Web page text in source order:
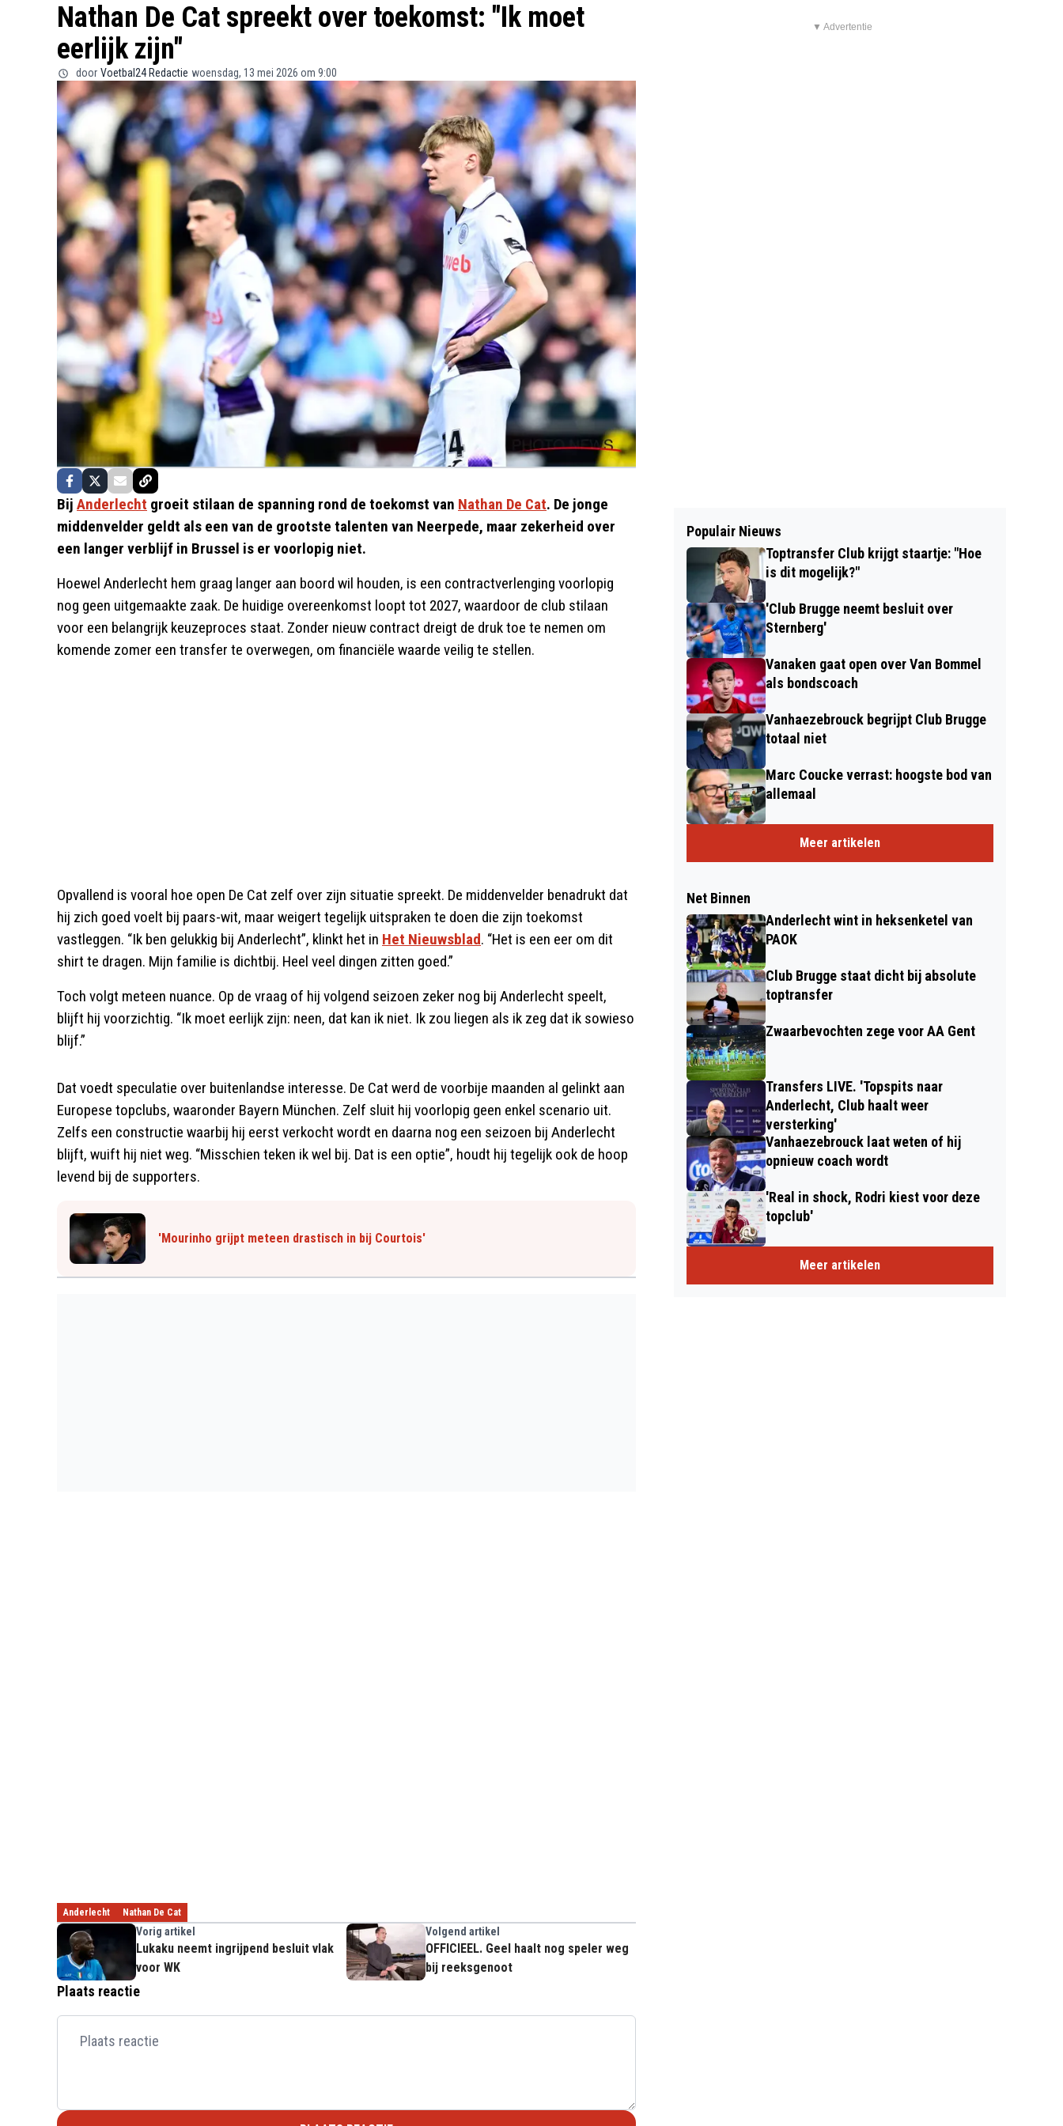
Nathan De Cat spreekt over toekomst: "Ik moet
eerlijk zijn"
door Voetbal24 Redactie woensdag, 13 mei 2026 om 9:00
Bij Anderlecht groeit stilaan de spanning rond de toekomst van Nathan De Cat. De jonge
middenvelder geldt als een van de grootste talenten van Neerpede, maar zekerheid over
een langer verblijf in Brussel is er voorlopig niet.
Hoewel Anderlecht hem graag langer aan boord wil houden, is een contractverlenging voorlopig
nog geen uitgemaakte zaak. De huidige overeenkomst loopt tot 2027, waardoor de club stilaan
voor een belangrijk keuzeproces staat. Zonder nieuw contract dreigt de druk toe te nemen om
komende zomer een transfer te overwegen, om financiële waarde veilig te stellen.
Opvallend is vooral hoe open De Cat zelf over zijn situatie spreekt. De middenvelder benadrukt dat
hij zich goed voelt bij paars-wit, maar weigert tegelijk uitspraken te doen die zijn toekomst
vastleggen. “Ik ben gelukkig bij Anderlecht”, klinkt het in Het Nieuwsblad. “Het is een eer om dit
shirt te dragen. Mijn familie is dichtbij. Heel veel dingen zitten goed.”
Toch volgt meteen nuance. Op de vraag of hij volgend seizoen zeker nog bij Anderlecht speelt,
blijft hij voorzichtig. “Ik moet eerlijk zijn: neen, dat kan ik niet. Ik zou liegen als ik zeg dat ik sowieso
blijf.”
Dat voedt speculatie over buitenlandse interesse. De Cat werd de voorbije maanden al gelinkt aan
Europese topclubs, waaronder Bayern München. Zelf sluit hij voorlopig geen enkel scenario uit.
Zelfs een constructie waarbij hij eerst verkocht wordt en daarna nog een seizoen bij Anderlecht
blijft, wuift hij niet weg. “Misschien teken ik wel bij. Dat is een optie”, houdt hij tegelijk ook de hoop
levend bij de supporters.
'Mourinho grijpt meteen drastisch in bij Courtois'
Anderlecht Nathan De Cat
Vorig artikel
Lukaku neemt ingrijpend besluit vlak
voor WK
Volgend artikel
OFFICIEEL. Geel haalt nog speler weg
bij reeksgenoot
Plaats reactie
▼ Advertentie
Populair Nieuws
Toptransfer Club krijgt staartje: "Hoe
is dit mogelijk?"
'Club Brugge neemt besluit over
Sternberg'
Vanaken gaat open over Van Bommel
als bondscoach
Vanhaezebrouck begrijpt Club Brugge
totaal niet
Marc Coucke verrast: hoogste bod van
allemaal
Meer artikelen
Net Binnen
Anderlecht wint in heksenketel van
PAOK
Club Brugge staat dicht bij absolute
toptransfer
Zwaarbevochten zege voor AA Gent
Transfers LIVE. 'Topspits naar
Anderlecht, Club haalt weer
versterking'
Vanhaezebrouck laat weten of hij
opnieuw coach wordt
'Real in shock, Rodri kiest voor deze
topclub'
Meer artikelen